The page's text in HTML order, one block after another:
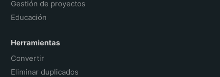
Gestión de proyectos
Educación
Herramientas
Convertir
Eliminar duplicados